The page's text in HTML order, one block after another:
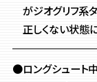
がジオグリフ系
正しくない状態
●ロングシュート